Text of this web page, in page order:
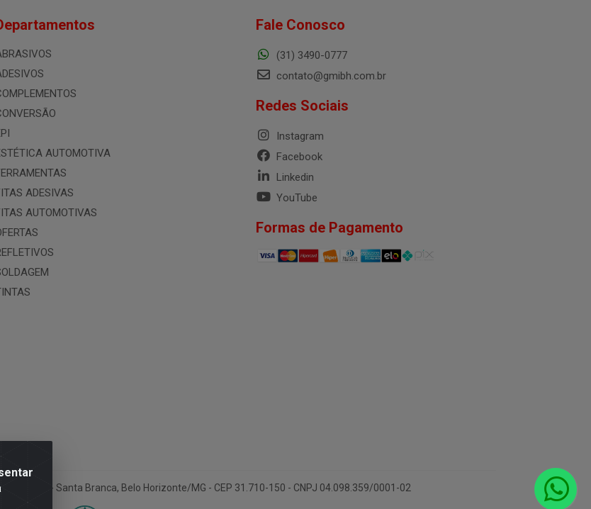
AUTOMOTIVA
ADESIVAS
AUTOMOTIVAS
Fale Conosco
(31) 3490-0777
contato@gmibh.com.br
Redes Sociais
Instagram
Facebook
Linkedin
YouTube
Formas de Pagamento
Pena, 50 - Santa Branca, Belo Horizonte/MG - CEP 31.710-150 - CNPJ 04.098.359/0001-02